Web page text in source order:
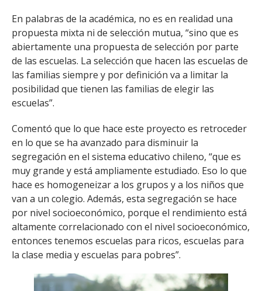
En palabras de la académica, no es en realidad una
propuesta mixta ni de selección mutua, “sino que es
abiertamente una propuesta de selección por parte
de las escuelas. La selección que hacen las escuelas de
las familias siempre y por definición va a limitar la
posibilidad que tienen las familias de elegir las
escuelas”.
Comentó que lo que hace este proyecto es retroceder
en lo que se ha avanzado para disminuir la
segregación en el sistema educativo chileno, “que es
muy grande y está ampliamente estudiado. Eso lo que
hace es homogeneizar a los grupos y a los niños que
van a un colegio. Además, esta segregación se hace
por nivel socioeconómico, porque el rendimiento está
altamente correlacionado con el nivel socioeconómico,
entonces tenemos escuelas para ricos, escuelas para
la clase media y escuelas para pobres”.